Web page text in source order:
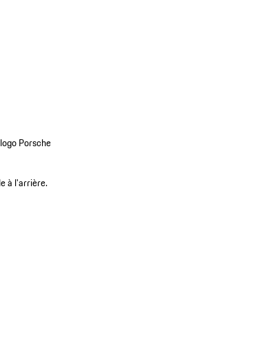
Porsche
à l'arrière.